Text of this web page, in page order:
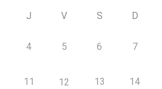
J V S D
4 5 6 7
11 12 13 14